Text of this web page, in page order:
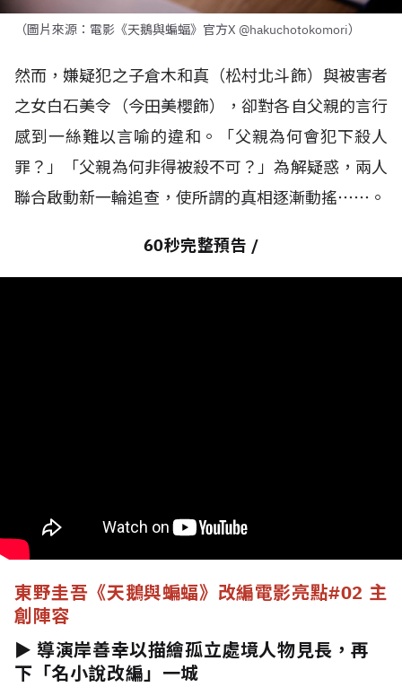
（圖片來源：電影《天鵝與蝙蝠》官方X @hakuchotokomori）
然而，嫌疑犯之子倉木和真（松村北斗飾）與被害者
之女白石美令（今田美櫻飾），卻對各自父親的言行
感到一絲難以言喻的違和。「父親為何會犯下殺人
罪？」「父親為何非得被殺不可？」為解疑惑，兩人
聯合啟動新一輪追查，使所謂的真相逐漸動搖⋯⋯。
60秒完整預告 /
東野圭吾《天鵝與蝙蝠》改編電影亮點#02 主
創陣容
► 導演岸善幸以描繪孤立處境人物見長，再
下「名小說改編」一城